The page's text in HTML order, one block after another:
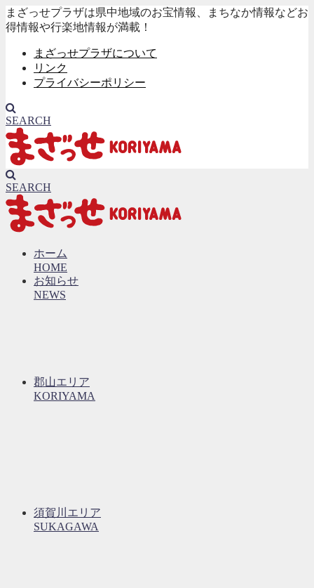
まざっせプラザは県中地域のお宝情報、まちなか情報などお
得情報や行楽地情報が満載！
まざっせプラザについて
リンク
プライバシーポリシー
SEARCH
SEARCH
ホーム
HOME
お知らせ
NEWS
郡山エリア
KORIYAMA
須賀川エリア
SUKAGAWA